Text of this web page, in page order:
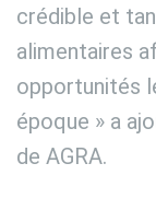
crédible et
alimentaires
opportunités
époque » a
de AGRA.